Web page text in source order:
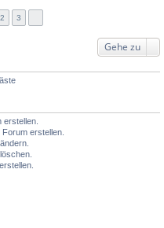
2 3
Gehe zu
erstellen.
erstellen.
ändern.
löschen.